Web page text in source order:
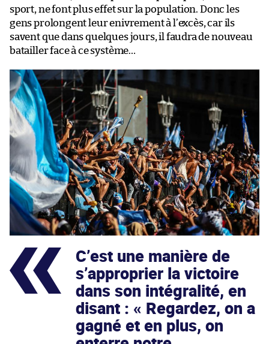
sport, ne font plus effet sur la population. Donc les
gens prolongent leur enivrement à l’excès, car ils
savent que dans quelques jours, il faudra de nouveau
batailler face à ce système…
C’est une manière de
s’approprier la victoire
dans son intégralité, en
disant : « Regardez, on a
gagné et en plus, on